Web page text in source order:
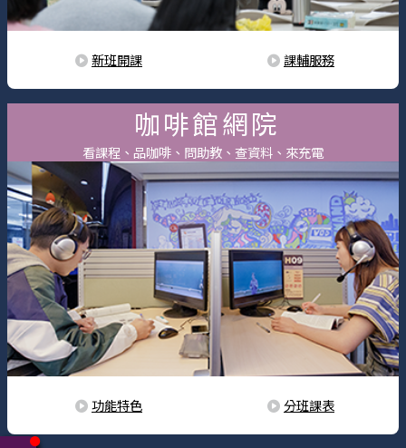
新班開課 課輔服務
咖啡館網院
看課程、品咖啡、問助教、查資料、來充電
功能特色 分班課表